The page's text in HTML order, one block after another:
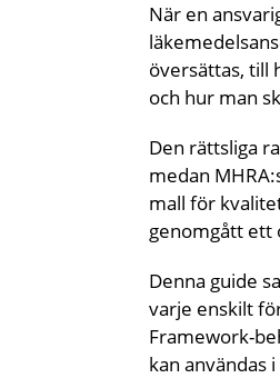
När en
översättas, till
och hur man
Den rättsliga
medan
mall för
genomgått ett
Denna guide
varje enskilt
Framework-
kan användas